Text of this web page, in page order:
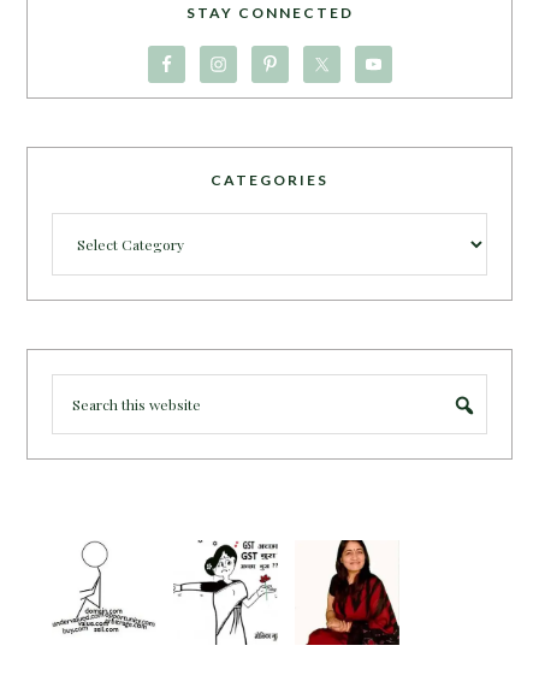
STAY CONNECTED
CATEGORIES